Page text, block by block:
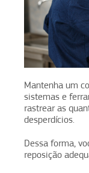
Mantenha um
sistemas e
rastrear as
desperdícios.
Dessa forma,
reposição